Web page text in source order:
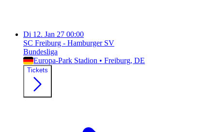
Di 12. Jan 27 00:00
SC Freiburg - Hamburger SV
Bundesliga
Europa-Park Stadion • Freiburg, DE
Tickets